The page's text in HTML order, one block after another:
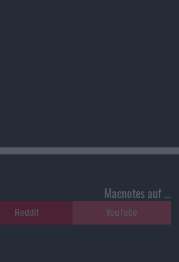
Macnotes auf …
Reddit YouTube